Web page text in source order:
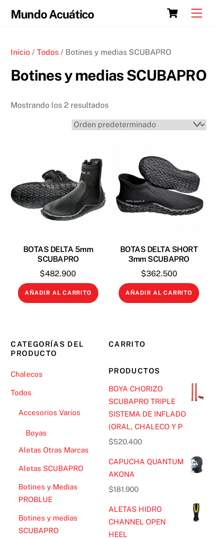
Cart
Mundo Acuático
Inicio /Todos / Botines y medias SCUBAPRO
Botines y medias SCUBAPRO
Mostrando los 2 resultados
BOTAS DELTA 5mm
SCUBAPRO
$482.900
AÑADIR AL CARRITO
BOTAS DELTA SHORT
3mm SCUBAPRO
$362.500
AÑADIR AL CARRITO
CATEGORÍAS DEL
PRODUCTO
Chalecos
Todos
Accesorios Varios
Boyas
Aletas Otras Marcas
Aletas SCUBAPRO
Botines y Medias
PROBLUE
Botines y medias
SCUBAPRO
CARRITO
PRODUCTOS
BOYA CHORIZO
SCUBAPRO TRIPLE
SISTEMA DE INFLADO
(ORAL, CHALECO Y P
$520.400
CAPUCHA QUANTUM
AKONA
$181.900
ALETAS HIDRO
CHANNEL OPEN
HEEL